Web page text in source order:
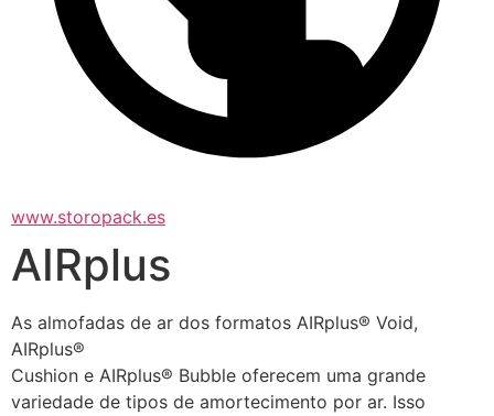
www.storopack.es
AIRplus
As almofadas de ar dos formatos AIRplus® Void,
AIRplus®
Cushion e AIRplus® Bubble oferecem uma grande
variedade de tipos de amortecimento por ar. Isso